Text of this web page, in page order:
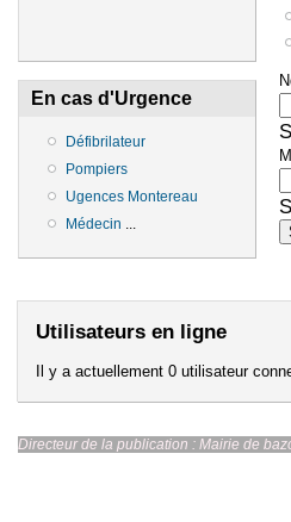
En cas d'Urgence
Défibrilateur
Pompiers
Ugences Montereau
Médecin ...
Utilisateurs en ligne
Il y a actuellement 0 utilisateur
Directeur de la publication :